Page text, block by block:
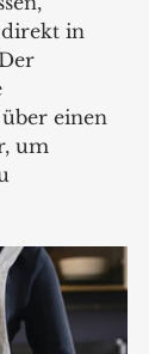
direkt in
einen
um